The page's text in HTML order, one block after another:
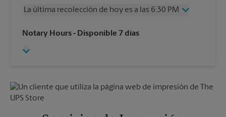
Viernes
6:30 PM
Domingo
Sin Recolección
La última recolección de hoy es a las 6:30 PM
Miércoles
6:30 PM
Viernes
Lunes
6:30 PM
Martes
Notary Hours- Disponible 7 días